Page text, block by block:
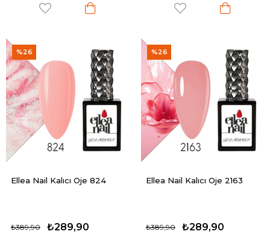
Ellea Nail Kalıcı Oje 824
₺289,90
₺389,90
%26
Ellea Nail Kalıcı Oje 2163
₺289,90
₺389,90
%26